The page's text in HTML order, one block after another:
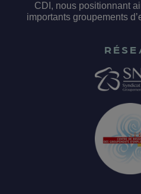
CDI, nous positionnant
importants groupements